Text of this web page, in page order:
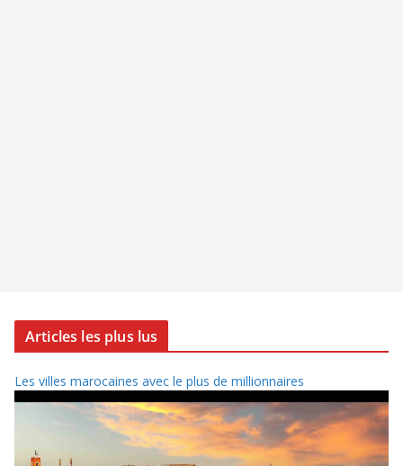
Articles les plus lus
Les villes marocaines avec le plus de millionnaires